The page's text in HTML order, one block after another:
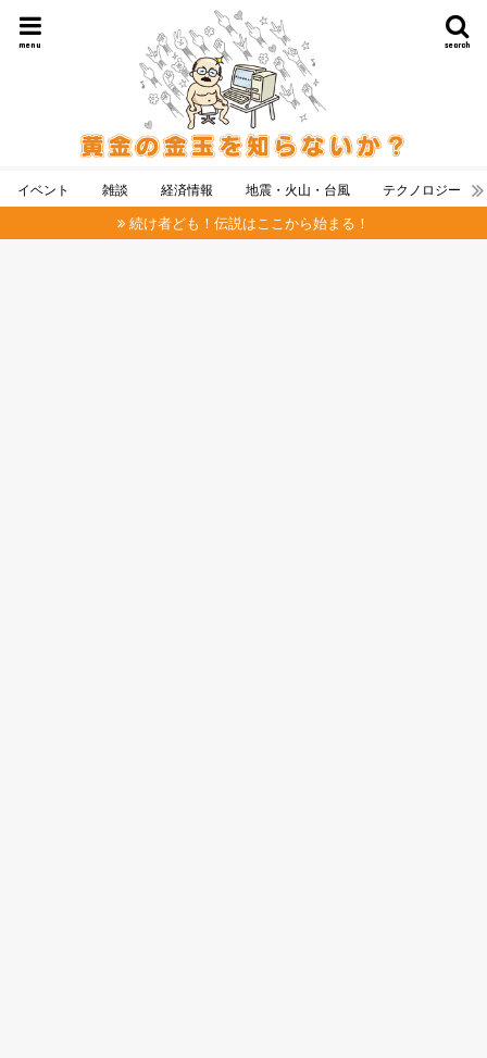
search
menu
イベント 雑談 経済情報 地震・火山・台風 テクノロジー
続け者ども！伝説はここから始まる！